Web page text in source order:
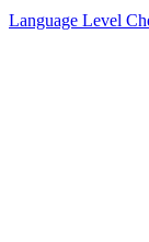
Language Level